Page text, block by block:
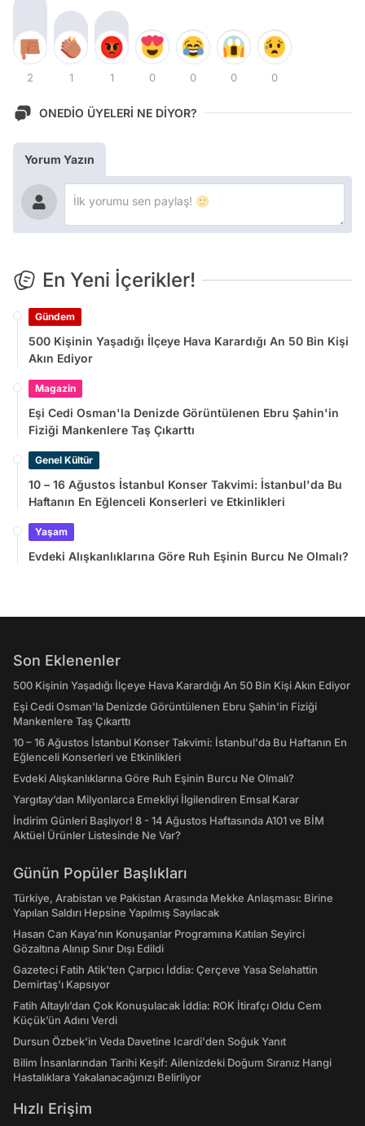
2 1 1 0 0 0 0
ONEDİO ÜYELERİ NE DİYOR?
Yorum Yazın
En Yeni İçerikler!
Gündem
500 Kişinin Yaşadığı İlçeye Hava Karardığı An 50 Bin Kişi
Akın Ediyor
Magazin
Eşi Cedi Osman'la Denizde Görüntülenen Ebru Şahin'in
Fiziği Mankenlere Taş Çıkarttı
Genel Kültür
10 – 16 Ağustos İstanbul Konser Takvimi: İstanbul'da Bu
Haftanın En Eğlenceli Konserleri ve Etkinlikleri
Yaşam
Evdeki Alışkanlıklarına Göre Ruh Eşinin Burcu Ne Olmalı?
Son Eklenenler
500 Kişinin Yaşadığı İlçeye Hava Karardığı An 50 Bin Kişi Akın Ediyor
Eşi Cedi Osman'la Denizde Görüntülenen Ebru Şahin'in Fiziği
Mankenlere Taş Çıkarttı
10 – 16 Ağustos İstanbul Konser Takvimi: İstanbul'da Bu Haftanın En
Eğlenceli Konserleri ve Etkinlikleri
Evdeki Alışkanlıklarına Göre Ruh Eşinin Burcu Ne Olmalı?
Yargıtay’dan Milyonlarca Emekliyi İlgilendiren Emsal Karar
İndirim Günleri Başlıyor! 8 - 14 Ağustos Haftasında A101 ve BİM
Aktüel Ürünler Listesinde Ne Var?
Günün Popüler Başlıkları
Türkiye, Arabistan ve Pakistan Arasında Mekke Anlaşması: Birine
Yapılan Saldırı Hepsine Yapılmış Sayılacak
Hasan Can Kaya’nın Konuşanlar Programına Katılan Seyirci
Gözaltına Alınıp Sınır Dışı Edildi
Gazeteci Fatih Atik'ten Çarpıcı İddia: Çerçeve Yasa Selahattin
Demirtaş'ı Kapsıyor
Fatih Altaylı’dan Çok Konuşulacak İddia: ROK İtirafçı Oldu Cem
Küçük’ün Adını Verdi
Dursun Özbek'in Veda Davetine Icardi'den Soğuk Yanıt
Bilim İnsanlarından Tarihi Keşif: Ailenizdeki Doğum Sıranız Hangi
Hastalıklara Yakalanacağınızı Belirliyor
Hızlı Erişim